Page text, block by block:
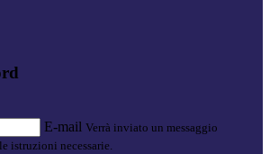
E-mail Verrà inviato un messaggio
istruzioni necessarie.